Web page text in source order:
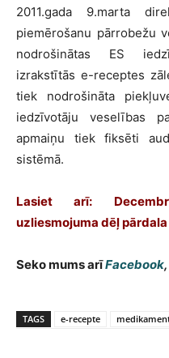
2011.gada 9.marta
piemērošanu pārrobežu
nodrošinātas ES
izrakstītās e-receptes
tiek nodrošināta
iedzīvotāju veselības
apmaiņu tiek fiksēti
sistēmā.
Lasiet arī:
uzliesmojuma dēļ
Seko mums arīFacebook,
TAGS e-recepte